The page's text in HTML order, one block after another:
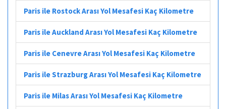
Paris ile Rostock Arası Yol Mesafesi Kaç Kilometre
Paris ile Auckland Arası Yol Mesafesi Kaç Kilometre
Paris ile Cenevre Arası Yol Mesafesi Kaç Kilometre
Paris ile Strazburg Arası Yol Mesafesi Kaç Kilometre
Paris ile Milas Arası Yol Mesafesi Kaç Kilometre